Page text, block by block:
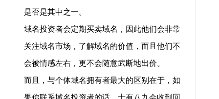
是否是其中之一。
域名投资者会定期买卖域名，因此他们会非常
关注域名市场，了解域名的价值，而且他们不
会被情感左右，更不会随意武断地出价。
而且，与个体域名拥有者最大的区别在于，如